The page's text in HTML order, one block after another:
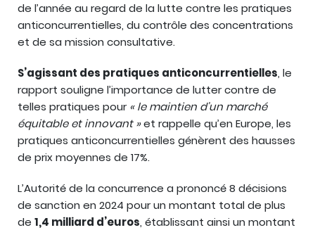
de l’année au regard de la lutte contre les pratiques
anticoncurrentielles, du contrôle des concentrations
et de sa mission consultative.
S’agissant des pratiques anticoncurrentielles, le
rapport souligne l’importance de lutter contre de
telles pratiques pour « le maintien d’un marché
équitable et innovant »et rappelle qu’en Europe, les
pratiques anticoncurrentielles génèrent des hausses
de prix moyennes de 17%.
L’Autorité de la concurrence a prononcé 8 décisions
de sanction en 2024 pour un montant total de plus
de 1,4 milliard d’euros, établissant ainsi un montant